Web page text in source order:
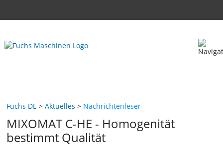
Fuchs DE Aktuelles Nachrichtenleser
MIXOMAT C-HE - Homogenität
bestimmt Qualität